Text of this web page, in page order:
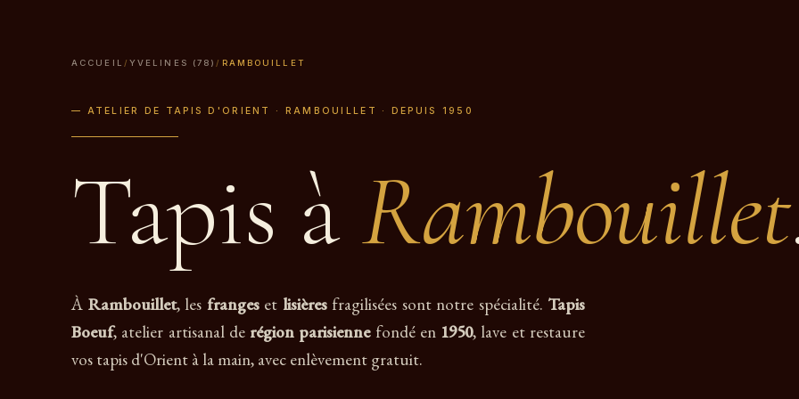
ACCUEIL / YVELINES (78) / RAMBOUILLET
— ATELIER DE TAPIS D'ORIENT · RAMBOUILLET · DEPUIS 1950
Tapis àRambouillet
À Rambouillet, les frangeset lisièresfragilisées sont notre spécialité. Tapis
Boeuf, atelier artisanal de région parisiennefondé en 1950, lave et restaure
vos tapis d'Orient à la main, avec enlèvement gratuit.